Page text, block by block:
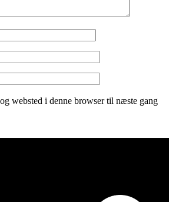
websted i denne browser til næste gang